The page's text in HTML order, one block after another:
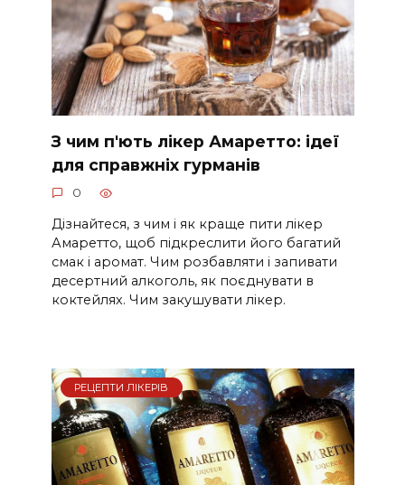
З чим п'ють лікер Амаретто: ідеї
для справжніх гурманів
0
Дізнайтеся, з чим і як краще пити лікер
Амаретто, щоб підкреслити його багатий
смак і аромат. Чим розбавляти і запивати
десертний алкоголь, як поєднувати в
коктейлях. Чим закушувати лікер.
РЕЦЕПТИ ЛІКЕРІВ